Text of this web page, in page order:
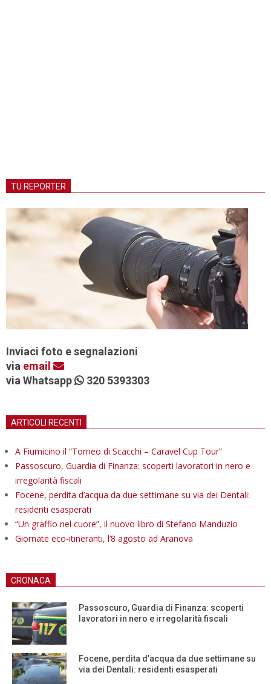
TU REPORTER
Inviaci foto e segnalazioni
via email
via Whatsapp
320 5393303
ARTICOLI RECENTI
A Fiumicino il “Torneo di Scacchi – Caravel Cup Tour”
Passoscuro, Guardia di Finanza: scoperti lavoratori in nero e
irregolarità fiscali
Focene, perdita d’acqua da due settimane su via dei Dentali:
residenti esasperati
“Un graffio nel cuore”, il nuovo libro di Stefano Manduzio
Giornate eco-itineranti, l’8 agosto ad Aranova
CRONACA
Passoscuro, Guardia di Finanza: scoperti
lavoratori in nero e irregolarità fiscali
Focene, perdita d’acqua da due settimane su
via dei Dentali: residenti esasperati